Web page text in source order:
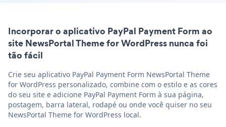
Incorporar o aplicativo PayPal Payment Form ao
site NewsPortal Theme for WordPress nunca foi
tão fácil
Crie seu aplicativo PayPal Payment Form NewsPortal Theme
for WordPress personalizado, combine com o estilo e as cores
do seu site e adicione PayPal Payment Form à sua página,
postagem, barra lateral, rodapé ou onde você quiser no seu
NewsPortal Theme for WordPress local.